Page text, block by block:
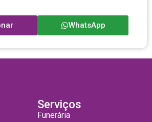
WhatsApp
Serviços
Funerária